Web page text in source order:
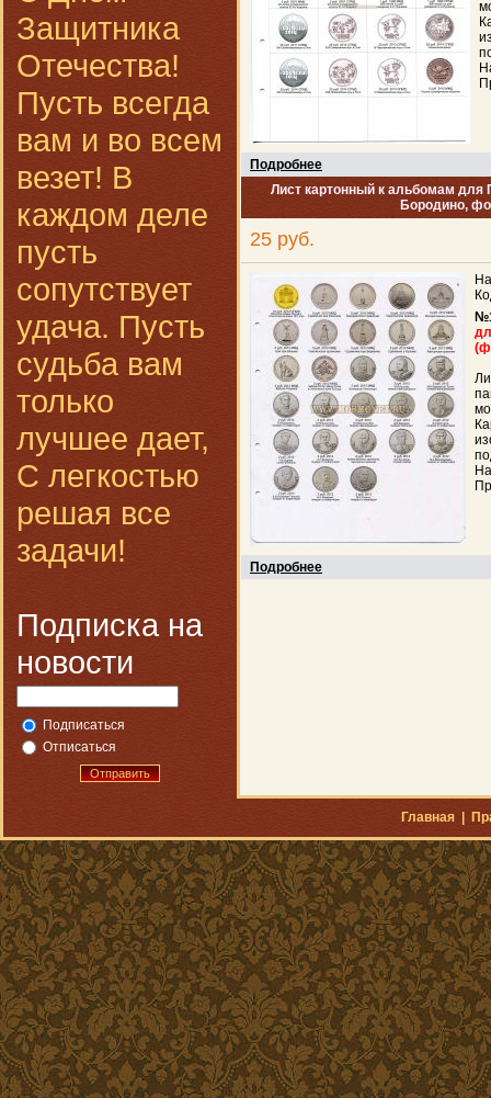
Защитника
Отечества!
Пусть всегда
вам и во всем
везет! В
каждом деле
пусть
сопутствует
удача. Пусть
судьба вам
только
лучшее дает,
С легкостью
решая все
задачи!
Подписка на
новости
Подписаться
Отписаться
Отправить
Подробнее
Лист картонный к альбомам
Бородино,
25 руб.
Подробнее
Главная|